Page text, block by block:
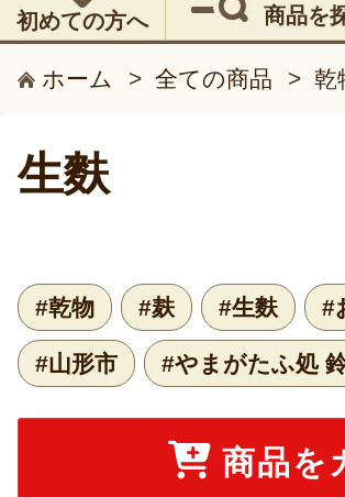
初めての方へ 商品を
ホーム > 全ての商品 > 乾
生麩
#乾物 #麸 #生麩 #
#山形市 #やまがたふ処
商品を